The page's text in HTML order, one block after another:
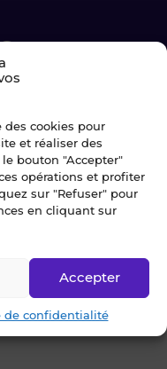
cookies pour
et réaliser des
bouton "Accepter"
opérations et profiter
sur "Refuser" pour
en cliquant sur
Accepter
de confidentialité
là pour vous
étape.